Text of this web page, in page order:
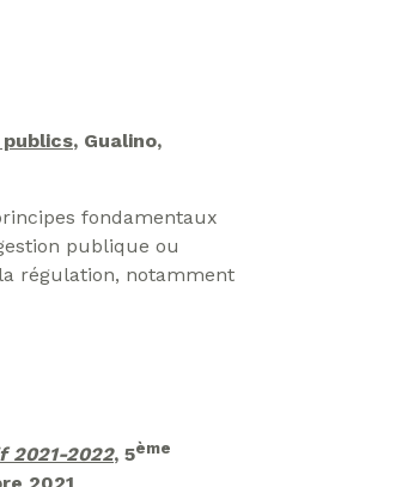
publics, Gualino,
fondamentaux
publique ou
régulation, notamment
2021-2022, 5ème
2021